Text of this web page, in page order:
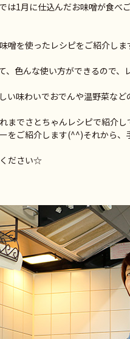
は1月に仕込んだお味噌が食
噌を使ったレシピをご紹介し
、色んな使い方ができるので
い味わいでおでんや温野菜など
までさとちゃんレシピで紹介
をご紹介します(^^)それから、
ださい☆